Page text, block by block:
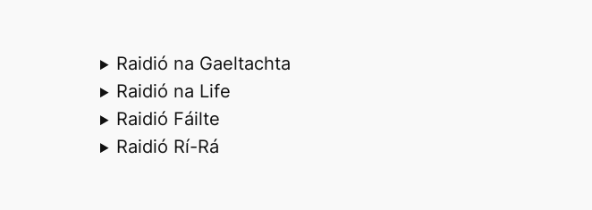
Raidió na Gaeltachta
Raidió na Life
Raidió Fáilte
Raidió Rí-Rá